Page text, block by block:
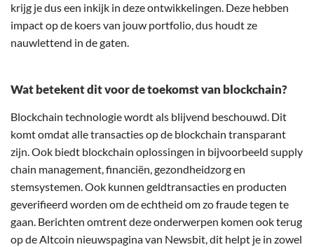
krijg je dus een inkijk in deze ontwikkelingen. Deze hebben
impact op de koers van jouw portfolio, dus houdt ze
nauwlettend in de gaten.
Wat betekent dit voor de toekomst van blockchain?
Blockchain technologie wordt als blijvend beschouwd. Dit
komt omdat alle transacties op de blockchain transparant
zijn. Ook biedt blockchain oplossingen in bijvoorbeeld supply
chain management, financiën, gezondheidzorg en
stemsystemen. Ook kunnen geldtransacties en producten
geverifieerd worden om de echtheid om zo fraude tegen te
gaan. Berichten omtrent deze onderwerpen komen ook terug
op de Altcoin nieuwspagina van Newsbit, dit helpt je in zowel